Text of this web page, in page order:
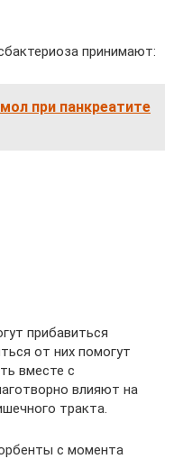
принимают:
при панкреатите
прибавиться
от них помогут
вместе с
влияют на
тракта.
с момента